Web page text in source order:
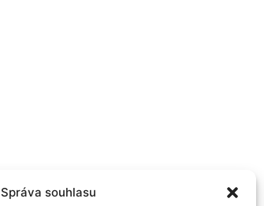
Správa souhlasu